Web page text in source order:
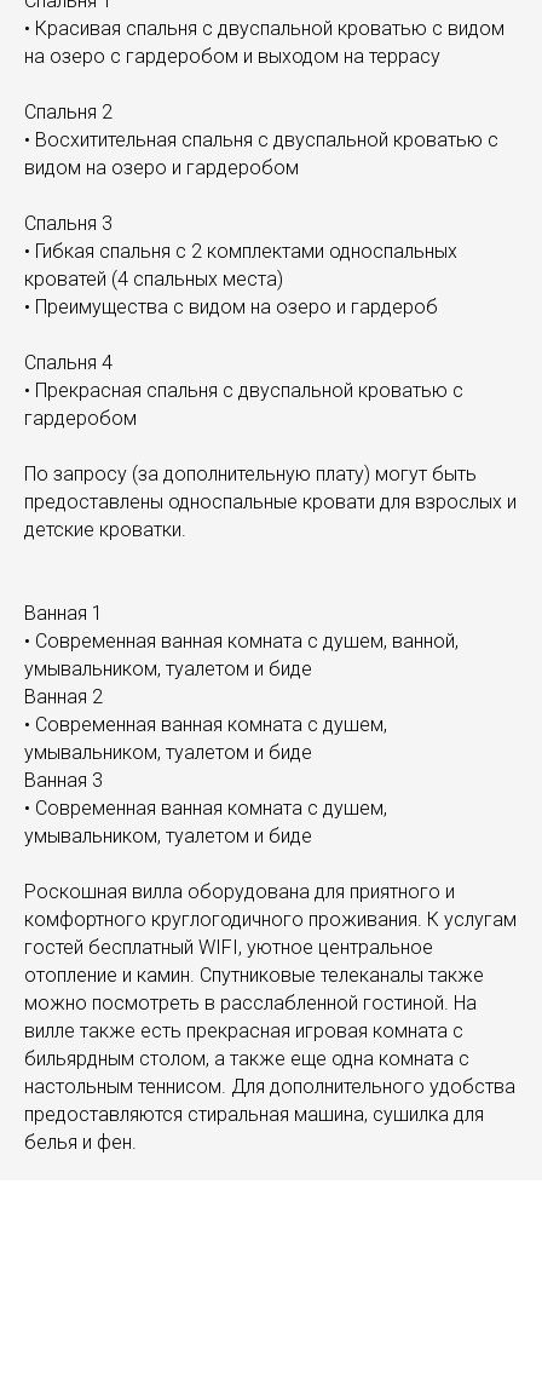
• Красивая спальня с двуспальной кроватью с видом
на озеро с гардеробом и выходом на террасу
Спальня 2
• Восхитительная спальня с двуспальной кроватью с
видом на озеро и гардеробом
Спальня 3
• Гибкая спальня с 2 комплектами односпальных
кроватей (4 спальных места)
• Преимущества с видом на озеро и гардероб
Спальня 4
• Прекрасная спальня с двуспальной кроватью с
гардеробом
По запросу (за дополнительную плату) могут быть
предоставлены односпальные кровати для взрослых и
детские кроватки.
Ванная 1
• Современная ванная комната с душем, ванной,
умывальником, туалетом и биде
Ванная 2
• Современная ванная комната с душем,
умывальником, туалетом и биде
Ванная 3
• Современная ванная комната с душем,
умывальником, туалетом и биде
Роскошная вилла оборудована для приятного и
комфортного круглогодичного проживания. К услугам
гостей бесплатный WIFI, уютное центральное
отопление и камин. Спутниковые телеканалы также
можно посмотреть в расслабленной гостиной. На
вилле также есть прекрасная игровая комната с
бильярдным столом, а также еще одна комната с
настольным теннисом. Для дополнительного удобства
предоставляются стиральная машина, сушилка для
белья и фен.